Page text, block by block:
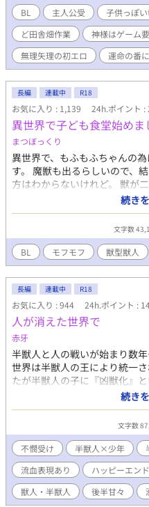
BL 主人公受 子供っぽ
ど田舎畑作業
神様はゲーム
無理矢理の初エロ
運命の番
長編 連載中 R18
お気に入り : 1,139 24h.ポイント :
異世界で子ども食堂始めま
まつぼっくり
異世界で、もふもふちゃんの
す。 魔獣も出るらしいので、
方はわからないけれど。 獣が
り）✕のんびりまったりな子
はすぐに囲い込もうとします
です 他サイトでも掲載中
続き
文字数
BL モフモフ 獣型獣人
長編 連載中 R18
お気に入り : 944 24h.ポイント : 14
人が消えた世界で
赤牙
半獣人と人の戦いが始まり数
世界は半獣人の王により統一
たが半獣人の子に『凶獣化』
理性のないただの獣になって
ないなか不幸な事件をきっか
る。 方法は『人の血を摂取
人狩り。 人は半獣人から隠れ
徐々に数を減らした『人』は
きひっそりと生活をしている
小さな村で暮らしていたが村
報が入り村人達は散り散りに森
身を隠し生活するが、ハイル
続き
文字数
不憫受け 半獣人×少年
流血表現あり
ハッピーエン
獣人・半獣人
後半甘々